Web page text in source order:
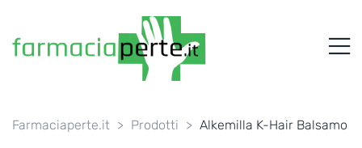
Servizi
Farmaciaperte.it > Prodotti > Alkemilla K-Hair Balsamo